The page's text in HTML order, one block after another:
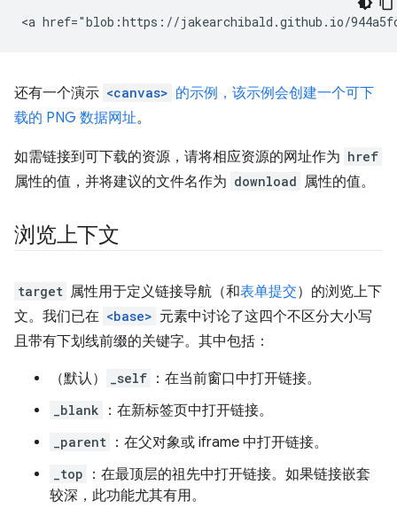
还有一个演示 <canvas> 的示例，该示例会创建一个可下
载的 PNG 数据网址。
如需链接到可下载的资源，请将相应资源的网址作为 href
属性的值，并将建议的文件名作为 download 属性的值。
浏览上下文
target 属性用于定义链接导航（和表单提交）的浏览上下
文。我们已在 <base> 元素中讨论了这四个不区分大小写
且带有下划线前缀的关键字。其中包括：
（默认） _self ：在当前窗口中打开链接。
_blank ：在新标签页中打开链接。
_parent ：在父对象或 iframe 中打开链接。
_top
：在最顶层的祖先中打开链接。如果链接嵌套
较深，此功能尤其有用。